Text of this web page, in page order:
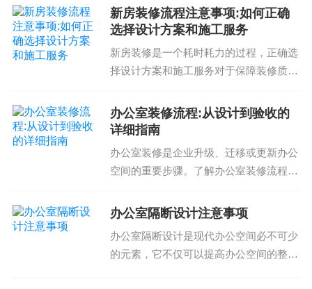
以帮助你避免后续纠纷和不必要的花费。因此，选
择合适的装修公司应该成为你装修和翻新过程中的
首要任务之一。在结尾，我们给出一些关于如何选
择广州装修公司的建议和常见问题解决方案，帮助
如何选择合适的装修公司？
选择合适的装修公司，需要你有足够的信息和专业
结，以下是一些关键建议：
多做功课，了解装修公司的相关资质和证书；
择广州本地装修公司的注意事项与流程，帮助...
新房装修流程注意事项:如何正确
选择设计方案和施工服务
新房装修是一个耗时耗力的过程，正确选
择设计方案和施工服务对于保障装修质量
房装修流程注意事项是非常必要的。新房
装修流程注意事项新房装修流程通常包括
办公室装修流程:从设计到验收的
详细指南
办公室装修是企业升级、迁移或更新办公
空间的重要步骤。了解办公室装修流程有
修风险，提高装修效率。下面我们将为你
装修流程办公室装修流...
办公室隔断设计注意事项
办公室隔断设计是现代办公空间必不可少
的元素，它不仅可以提高办公空间的整体